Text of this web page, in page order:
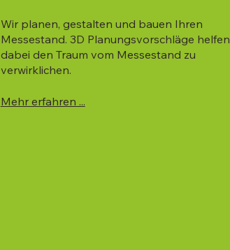
Wir planen, gestalten und bauen Ihren
Messestand. 3D Planungsvorschläge helfen
dabei den Traum vom Messestand zu
verwirklichen.
Mehr erfahren ...